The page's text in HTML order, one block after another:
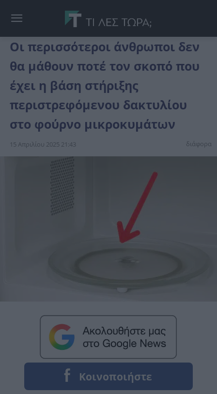
Οι περισσότεροι άνθρωποι δεν
θα μάθουν ποτέ τον σκοπό που
έχει η βάση στήριξης
περιστρεφόμενου δακτυλίου
στο φούρνο μικροκυμάτων
15 Απριλίου 2025 21:43 διάφορα